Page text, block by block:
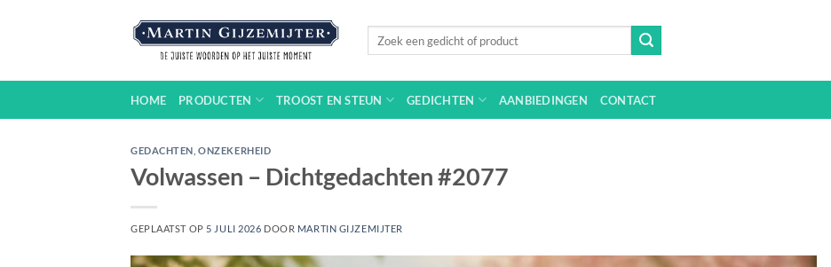
HOME PRODUCTEN TROOST EN STEUN GEDICHTEN AANBIEDINGEN CONTACT
GEDACHTEN ,ONZEKERHEID
Volwassen – Dichtgedachten #2077
GEPLAATST OP 5 JULI 2026 DOOR MARTIN GIJZEMIJTER